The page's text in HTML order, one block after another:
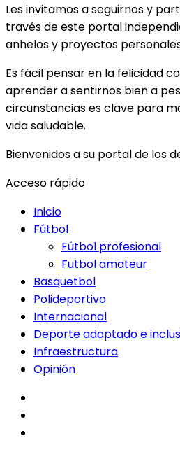
Les invitamos a seguirnos y
través de este portal
anhelos y proyectos
Es fácil pensar en la felicidad
aprender a sentirnos bien a
circunstancias es clave para
vida saludable.
Bienvenidos a su portal de los
Acceso rápido
Inicio
Fútbol
Fútbol profesional
Futbol amateur
Basquetbol
Polideportivo
Internacional
Deporte adaptado e
Infraestructura
Opinión